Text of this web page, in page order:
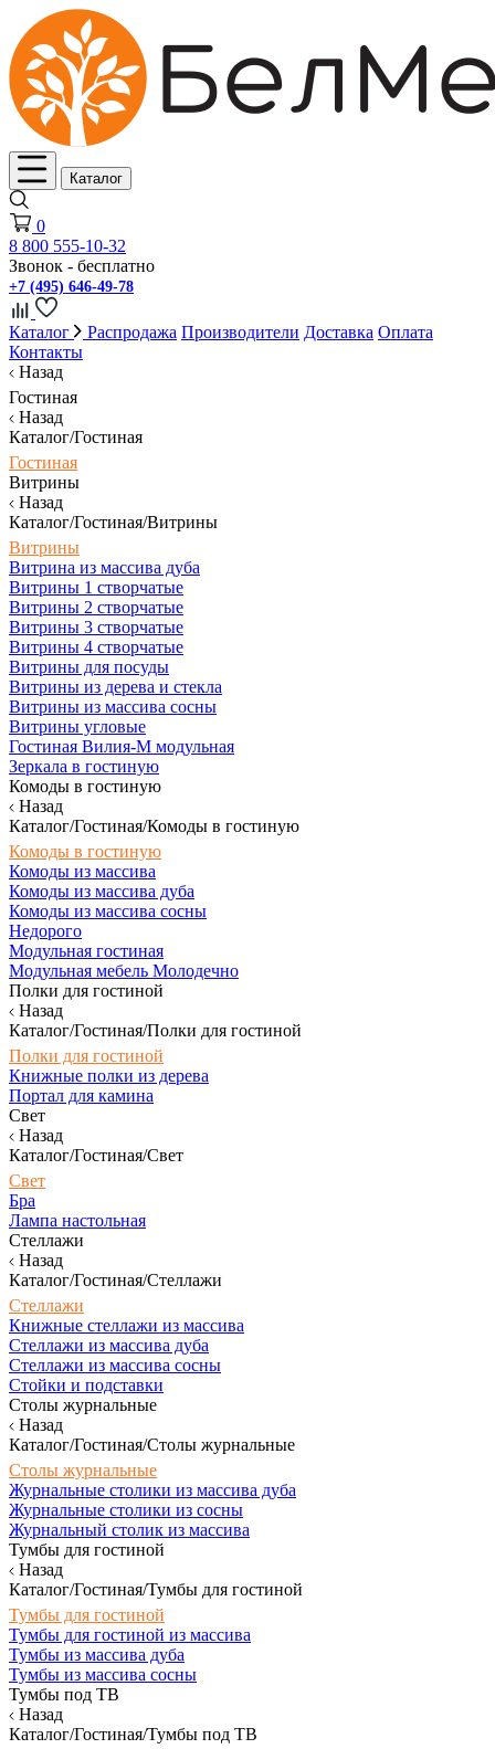
Каталог
0
8 800 555-10-32
Звонок - бесплатно
+7 (495) 646-49-78
Каталог Распродажа Производители Доставка Оплата
Контакты
Назад
Гостиная
Назад
Каталог/Гостиная
Гостиная
Витрины
Назад
Каталог/Гостиная/Витрины
Витрины
Витрина из массива дуба
Витрины 1 створчатые
Витрины 2 створчатые
Витрины 3 створчатые
Витрины 4 створчатые
Витрины для посуды
Витрины из дерева и стекла
Витрины из массива сосны
Витрины угловые
Гостиная Вилия-М модульная
Зеркала в гостиную
Комоды в гостиную
Назад
Каталог/Гостиная/Комоды в гостиную
Комоды в гостиную
Комоды из массива
Комоды из массива дуба
Комоды из массива сосны
Недорого
Модульная гостиная
Модульная мебель Молодечно
Полки для гостиной
Назад
Каталог/Гостиная/Полки для гостиной
Полки для гостиной
Книжные полки из дерева
Портал для камина
Свет
Назад
Каталог/Гостиная/Свет
Свет
Бра
Лампа настольная
Стеллажи
Назад
Каталог/Гостиная/Стеллажи
Стеллажи
Книжные стеллажи из массива
Стеллажи из массива дуба
Стеллажи из массива сосны
Стойки и подставки
Столы журнальные
Назад
Каталог/Гостиная/Столы журнальные
Столы журнальные
Журнальные столики из массива дуба
Журнальные столики из сосны
Журнальный столик из массива
Тумбы для гостиной
Назад
Каталог/Гостиная/Тумбы для гостиной
Тумбы для гостиной
Тумбы для гостиной из массива
Тумбы из массива дуба
Тумбы из массива сосны
Тумбы под ТВ
Назад
Каталог/Гостиная/Тумбы под ТВ